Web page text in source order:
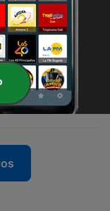
Espriella en
del